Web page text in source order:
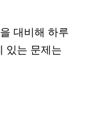
대비해 하루
있는 문제는